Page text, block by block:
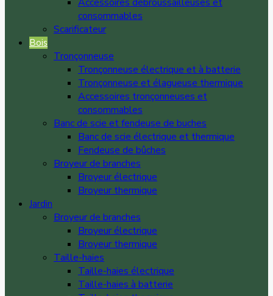
consommables
Scarificateur
Bois
Tronçonneuse
Tronçonneuse électrique et à batterie
Tronçonneuse et élagueuse thermique
Accessoires tronçonneuses et
consommables
Banc de scie et fendeuse de buches
Banc de scie électrique et thermique
Fendeuse de bûches
Broyeur de branches
Broyeur électrique
Broyeur thermique
Jardin
Broyeur de branches
Broyeur électrique
Broyeur thermique
Taille-haies
Taille-haies électrique
Taille-haies à batterie